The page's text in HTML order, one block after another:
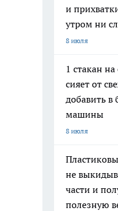
и
утром ни
8 июля
1 стакан
сияет от
добавить в
машины
8 июля
не
части и
полезную